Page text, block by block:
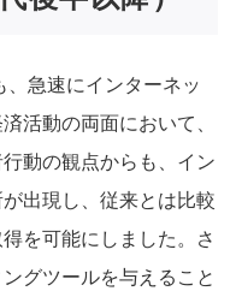
急速にインターネッ
活動の両面において、
動の観点からも、イン
出現し、従来とは比較
を可能にしました。さ
グツールを与えること